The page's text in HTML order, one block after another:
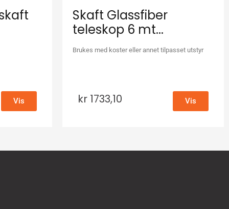
Vis
Skaft Glassfiber
teleskop 6 mt...
Brukes med koster eller annet tilpasset utstyr
kr 1733,10 Vis